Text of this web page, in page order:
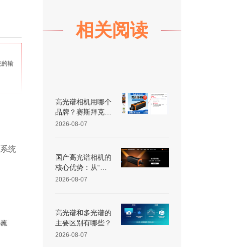
的输
统
相关阅读
高光谱相机用哪个
品牌？赛斯拜克怎
么样？
2026-08-07
国产高光谱相机的
核心优势：从“跟
跑”到“并跑”的跨越
2026-08-07
高光谱和多光谱的
主要区别有哪些？
2026-08-07